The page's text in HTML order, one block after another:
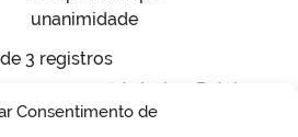
Consentimento de
unanimidade
3 registros
Anterior
Próximo